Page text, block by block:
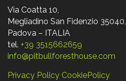
Via Coatta 10,
Megliadino San Fidenzio 35040,
Padova – ITALIA
tel. +39 3515662659
info@pitbullforesthouse.com
Privacy Policy CookiePolicy